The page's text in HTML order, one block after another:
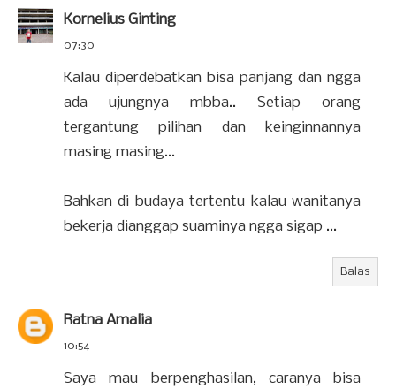
Kornelius Ginting
07:30
Kalau diperdebatkan bisa panjang dan ngga
ada ujungnya mbba.. Setiap orang
tergantung pilihan dan keinginnannya
masing masing...
Bahkan di budaya tertentu kalau wanitanya
bekerja dianggap suaminya ngga sigap ...
Balas
Ratna Amalia
10:54
Saya mau berpenghasilan, caranya bisa